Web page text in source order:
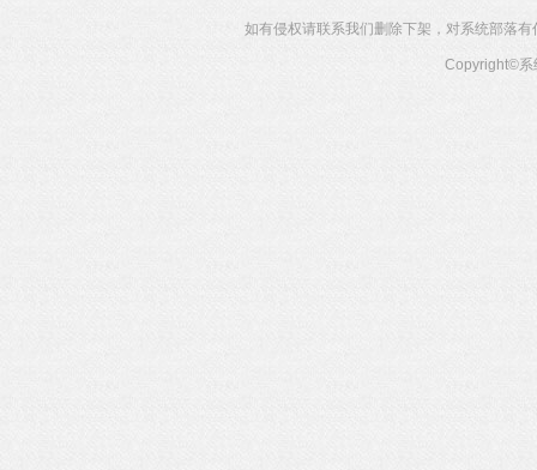
如有侵权请联系我们删除下架，对系统部落
Copyright©系